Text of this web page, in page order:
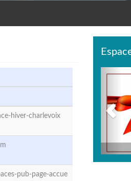
hiver-charlevoix
pub-page-accue